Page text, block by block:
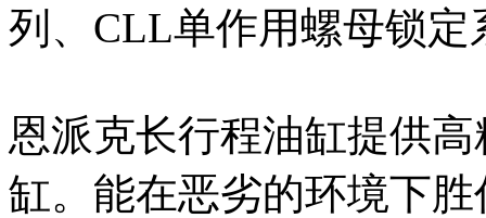
列、CLL单作用螺母锁定
恩派克长行程油缸提供
缸。能在恶劣的环境下